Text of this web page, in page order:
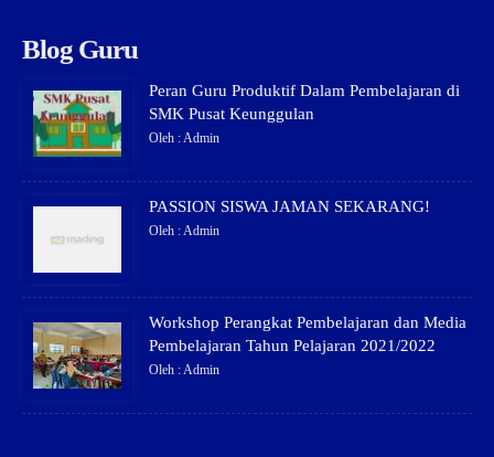
Blog Guru
Peran Guru Produktif Dalam Pembelajaran di
SMK Pusat Keunggulan
Oleh : Admin
PASSION SISWA JAMAN SEKARANG!
Oleh : Admin
Workshop Perangkat Pembelajaran dan Media
Pembelajaran Tahun Pelajaran 2021/2022
Oleh : Admin